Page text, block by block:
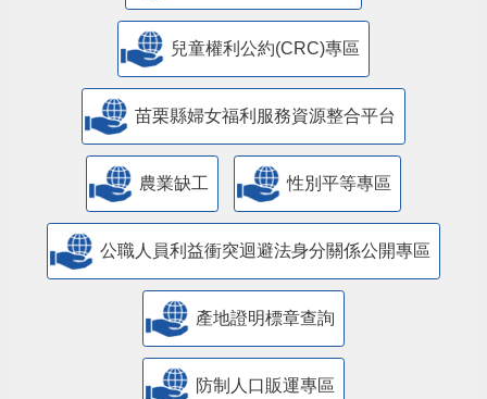
兒童權利公約(CRC)專區
苗栗縣婦女福利服務資源整合平台
農業缺工 性別平等專區
公職人員利益衝突迴避法身分關係公開專區
產地證明標章查詢
防制人口販運專區